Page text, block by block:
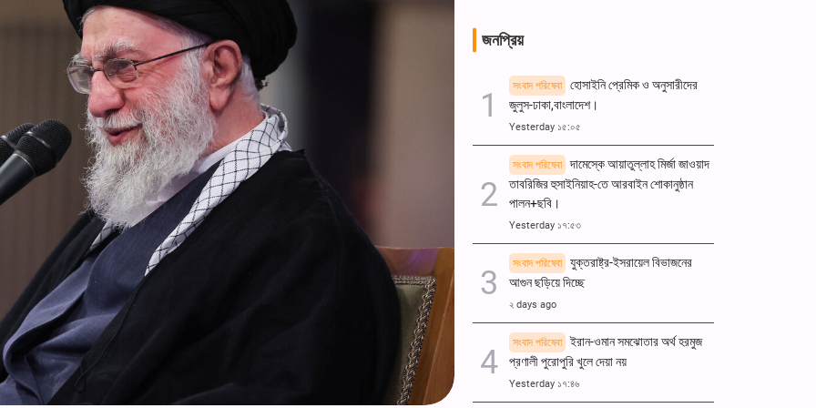
জনপ্রিয়
সংবাদ পরিষেবা
হোসাইনি প্রেমিক ও অনুসারীদের
জুলুস-ঢাকা,বাংলাদেশ।
Yesterday ১৫:০৫
সংবাদ পরিষেবা
দামেস্কে আয়াতুল্লাহ মির্জা জাওয়াদ
তাবরিজির হুসাইনিয়াহ-তে আরবাইন শোকানুষ্ঠান
পালন+ছবি।
Yesterday ১৭:৫৩
সংবাদ পরিষেবা
যুক্তরাষ্ট্র-ইসরায়েল বিভাজনের
আগুন ছড়িয়ে দিচ্ছে
২ days ago
সংবাদ পরিষেবা
ইরান-ওমান সমঝোতার অর্থ হরমুজ
প্রণালী পুরোপুরি খুলে দেয়া নয়
Yesterday ১৭:৪৬